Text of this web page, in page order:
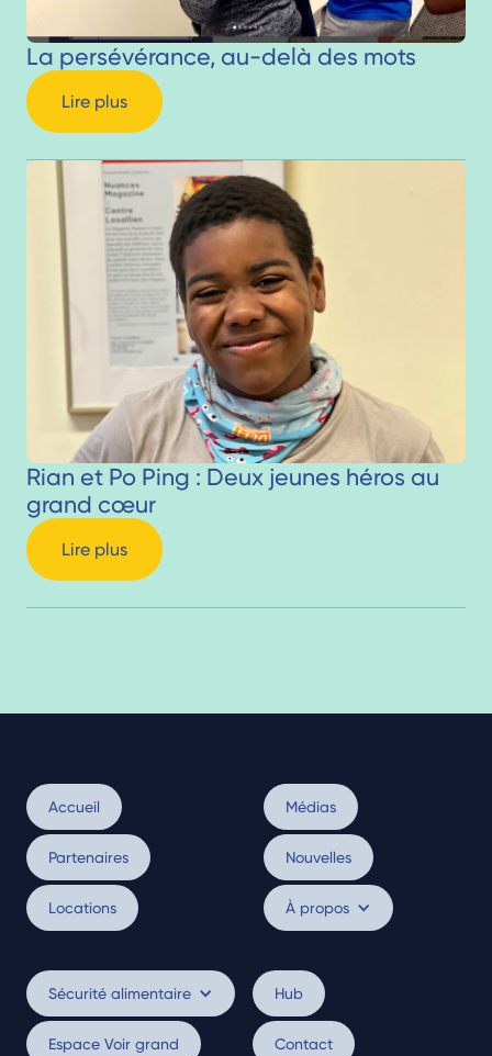
La persévérance, au-delà des mots
Lire plus
Rian et Po Ping : Deux jeunes héros au
grand cœur
Lire plus
Accueil
Partenaires
Locations
Médias
Nouvelles
À propos
Sécurité alimentaire
Espace Voir grand
Hub
Contact